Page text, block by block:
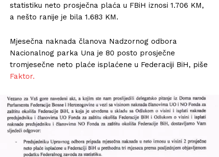
statistiku neto prosječna plaća u FBiH iznosi 1.706 KM,
a nešto ranije je bila 1.683 KM.
Mjesečna naknada članova Nadzornog odbora
Nacionalnog parka Una je 80 posto prosječne
tromjesečne neto plaće isplaćene u Federaciji BiH, piše
Faktor.